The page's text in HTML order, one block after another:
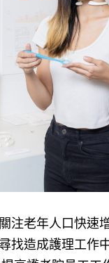
注老年人口快速
找造成護理工作